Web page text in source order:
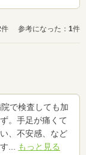
件 参考になった： 1件
で検査しても加
。手足が痛くて
、不安感、など
... もっと見る